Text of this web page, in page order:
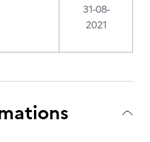
31-08-
2021